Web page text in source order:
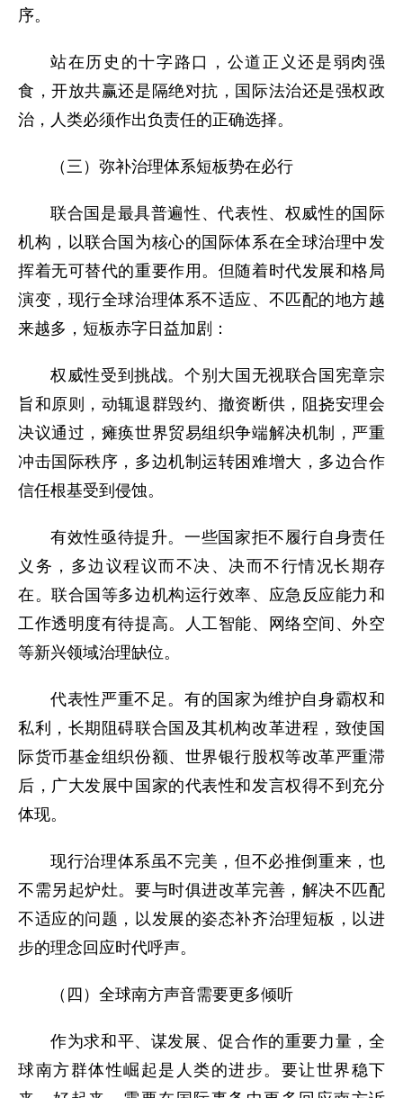
序。
站在历史的十字路口，公道正义还是弱肉强
食，开放共赢还是隔绝对抗，国际法治还是强权政
治，人类必须作出负责任的正确选择。
（三）弥补治理体系短板势在必行
联合国是最具普遍性、代表性、权威性的国际
机构，以联合国为核心的国际体系在全球治理中发
挥着无可替代的重要作用。但随着时代发展和格局
演变，现行全球治理体系不适应、不匹配的地方越
来越多，短板赤字日益加剧：
权威性受到挑战。个别大国无视联合国宪章宗
旨和原则，动辄退群毁约、撤资断供，阻挠安理会
决议通过，瘫痪世界贸易组织争端解决机制，严重
冲击国际秩序，多边机制运转困难增大，多边合作
信任根基受到侵蚀。
有效性亟待提升。一些国家拒不履行自身责任
义务，多边议程议而不决、决而不行情况长期存
在。联合国等多边机构运行效率、应急反应能力和
工作透明度有待提高。人工智能、网络空间、外空
等新兴领域治理缺位。
代表性严重不足。有的国家为维护自身霸权和
私利，长期阻碍联合国及其机构改革进程，致使国
际货币基金组织份额、世界银行股权等改革严重滞
后，广大发展中国家的代表性和发言权得不到充分
体现。
现行治理体系虽不完美，但不必推倒重来，也
不需另起炉灶。要与时俱进改革完善，解决不匹配
不适应的问题，以发展的姿态补齐治理短板，以进
步的理念回应时代呼声。
（四）全球南方声音需要更多倾听
作为求和平、谋发展、促合作的重要力量，全
球南方群体性崛起是人类的进步。要让世界稳下